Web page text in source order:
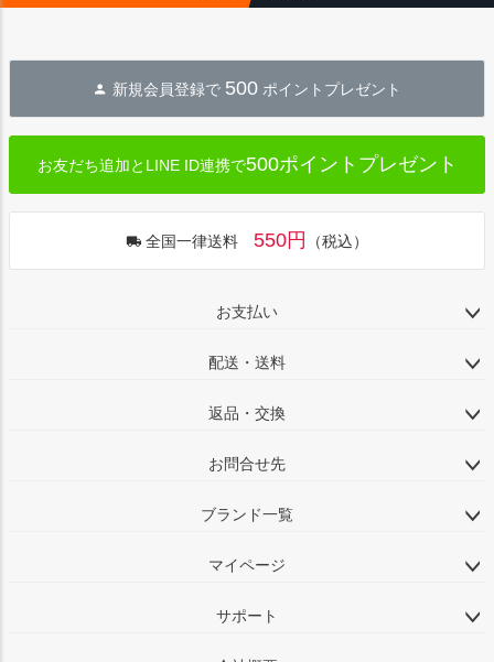
新規会員登録で 500 ポイントプレゼント
お友だち追加とLINE ID連携で500ポイントプレゼント
全国一律送料 550円 （税込）
お支払い
配送・送料
返品・交換
お問合せ先
ブランド一覧
マイページ
サポート